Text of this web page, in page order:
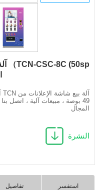
49 بوصة ، مبيعات آلية ، اتصل
المجال
النشرة
تفاصيل استفسر